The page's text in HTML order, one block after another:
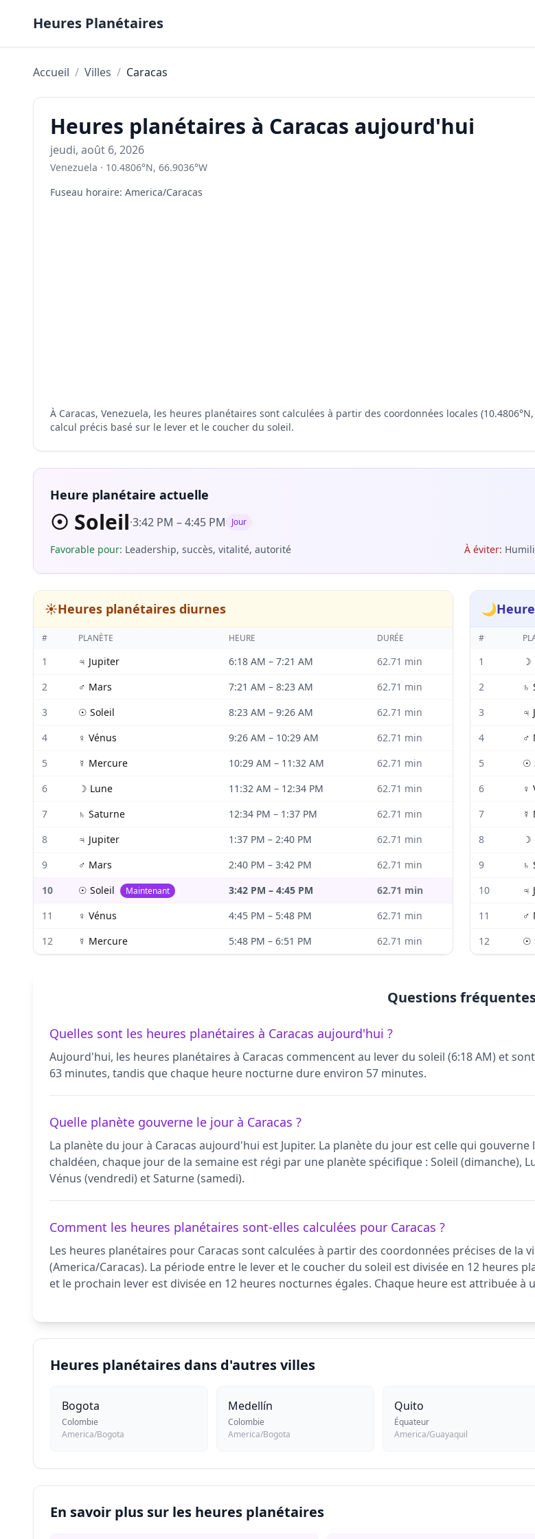
Heures Planétaires
Accueil / Villes / Caracas
Heures planétaires à Caracas aujourd'hui
jeudi, août 6, 2026
Venezuela · 10.4806°N, 66.9036°W
Fuseau horaire: America/Caracas
À Caracas, Venezuela, les heures planétaires sont calculées à partir des coordonnées locales
calcul précis basé sur le lever et le coucher du soleil.
Heure planétaire actuelle
☉ Soleil·3:42 PM –4:45 PM Jour
Favorable pour: Leadership, succès, vitalité, autorité À éviter:
☀️Heures planétaires diurnes
# PLANÈTE HEURE DURÉE
1 ♃ Jupiter 6:18 AM – 7:21 AM 62.71 min
2
♂ Mars 7:21 AM – 8:23 AM 62.71 min
3
☉ Soleil 8:23 AM – 9:26 AM 62.71 min
4
♀ Vénus 9:26 AM – 10:29 AM 62.71 min
5
☿ Mercure 10:29 AM – 11:32 AM 62.71 min
6
☽ Lune 11:32 AM – 12:34 PM 62.71 min
7
♄ Saturne 12:34 PM – 1:37 PM 62.71 min
8
♃ Jupiter 1:37 PM – 2:40 PM 62.71 min
9
♂ Mars 2:40 PM – 3:42 PM 62.71 min
10
☉ Soleil Maintenant 3:42 PM – 4:45 PM 62.71 min
11
♀ Vénus 4:45 PM – 5:48 PM 62.71 min
12
☿ Mercure 5:48 PM – 6:51 PM 62.71 min
🌙
#
1 ☽
2
♄
3
♃
4
♂
5
☉
6
♀
7
☿
8
☽
9
♄
10
♃
11
♂
12
☉
Questions
Quelles sont les heures planétaires à Caracas aujourd'hui ?
Aujourd'hui, les heures planétaires à Caracas commencent au lever du soleil (6:18 AM) et
63 minutes, tandis que chaque heure nocturne dure environ 57 minutes.
Quelle planète gouverne le jour à Caracas ?
La planète du jour à Caracas aujourd'hui est Jupiter. La planète du jour est celle qui
chaldéen, chaque jour de la semaine est régi par une planète spécifique : Soleil (dimanche),
Vénus (vendredi) et Saturne (samedi).
Comment les heures planétaires sont-elles calculées pour Caracas ?
Les heures planétaires pour Caracas sont calculées à partir des coordonnées précises de la
(America/Caracas). La période entre le lever et le coucher du soleil est divisée en 12 heures
et le prochain lever est divisée en 12 heures nocturnes égales. Chaque heure est attribuée à
Heures planétaires dans d'autres villes
Bogota
Colombie
America/Bogota
Medellín
Colombie
America/Bogota
Quito
Équateur
America/Guayaquil
En savoir plus sur les heures planétaires